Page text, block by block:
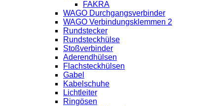
FAKRA
WAGO Durchgangsverbinder
WAGO Verbindungsklemmen 2
Rundstecker
Rundsteckhülse
Stoßverbinder
Aderendhülsen
Flachsteckhülsen
Gabel
Kabelschuhe
Lichtleiter
Ringösen